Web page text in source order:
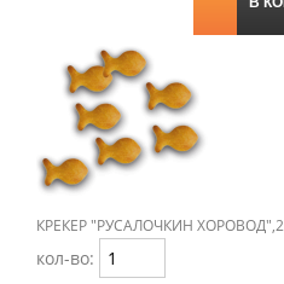
КРЕКЕР "РУСАЛОЧКИН
кол-во: